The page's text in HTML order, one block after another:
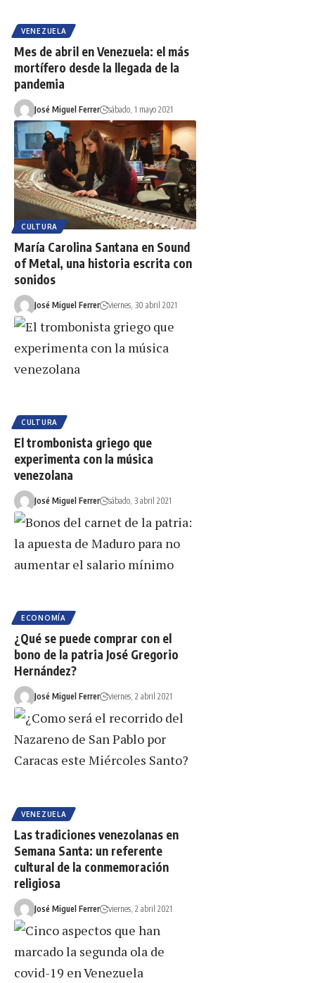
VENEZUELA
Mes de abril en Venezuela: el más
mortífero desde la llegada de la
pandemia
José Miguel Ferrer sábado, 1 mayo 2021
CULTURA
María Carolina Santana en Sound
of Metal, una historia escrita con
sonidos
José Miguel Ferrer viernes, 30 abril 2021
CULTURA
El trombonista griego que
experimenta con la música
venezolana
José Miguel Ferrer sábado, 3 abril 2021
ECONOMÍA
¿Qué se puede comprar con el
bono de la patria José Gregorio
Hernández?
José Miguel Ferrer viernes, 2 abril 2021
VENEZUELA
Las tradiciones venezolanas en
Semana Santa: un referente
cultural de la conmemoración
religiosa
José Miguel Ferrer viernes, 2 abril 2021